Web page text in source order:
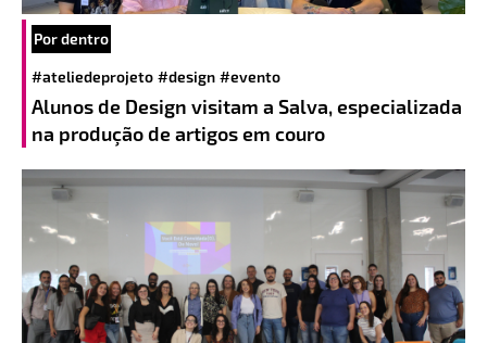
Por dentro
#ateliedeprojeto #design #evento
Alunos de Design visitam a Salva, especializada
na produção de artigos em couro